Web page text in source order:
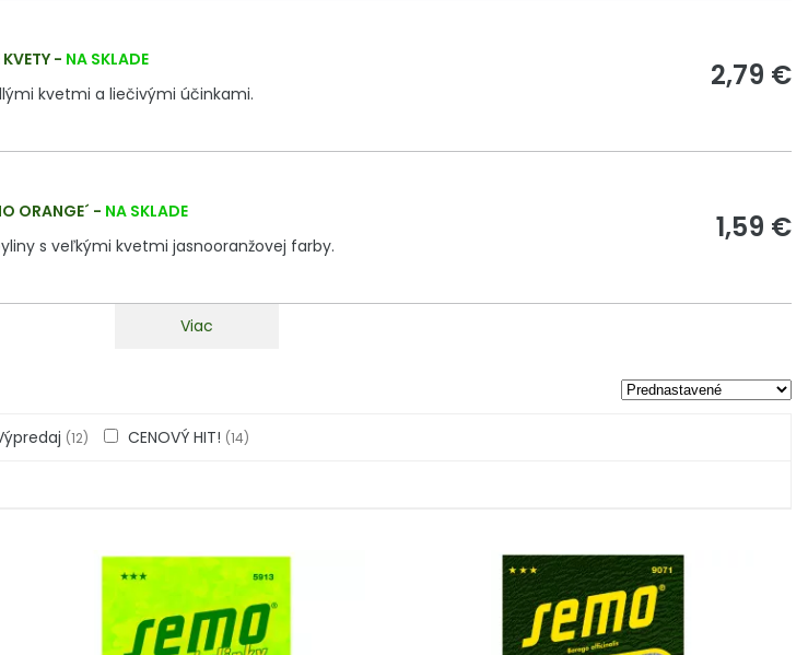
- NA SKLADE
kvetmi a liečivými účinkami.
2,79 €
ORANGE´ - NA SKLADE
s veľkými kvetmi jasnooranžovej farby.
1,59 €
Viac
(12) CENOVÝ HIT! (14)